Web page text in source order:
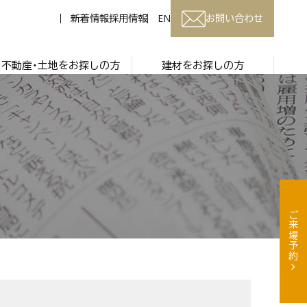
新着情報採用情報 EN お問い合わせ
不動産・土地をお探しの方 建材をお探しの方
ご来場予約